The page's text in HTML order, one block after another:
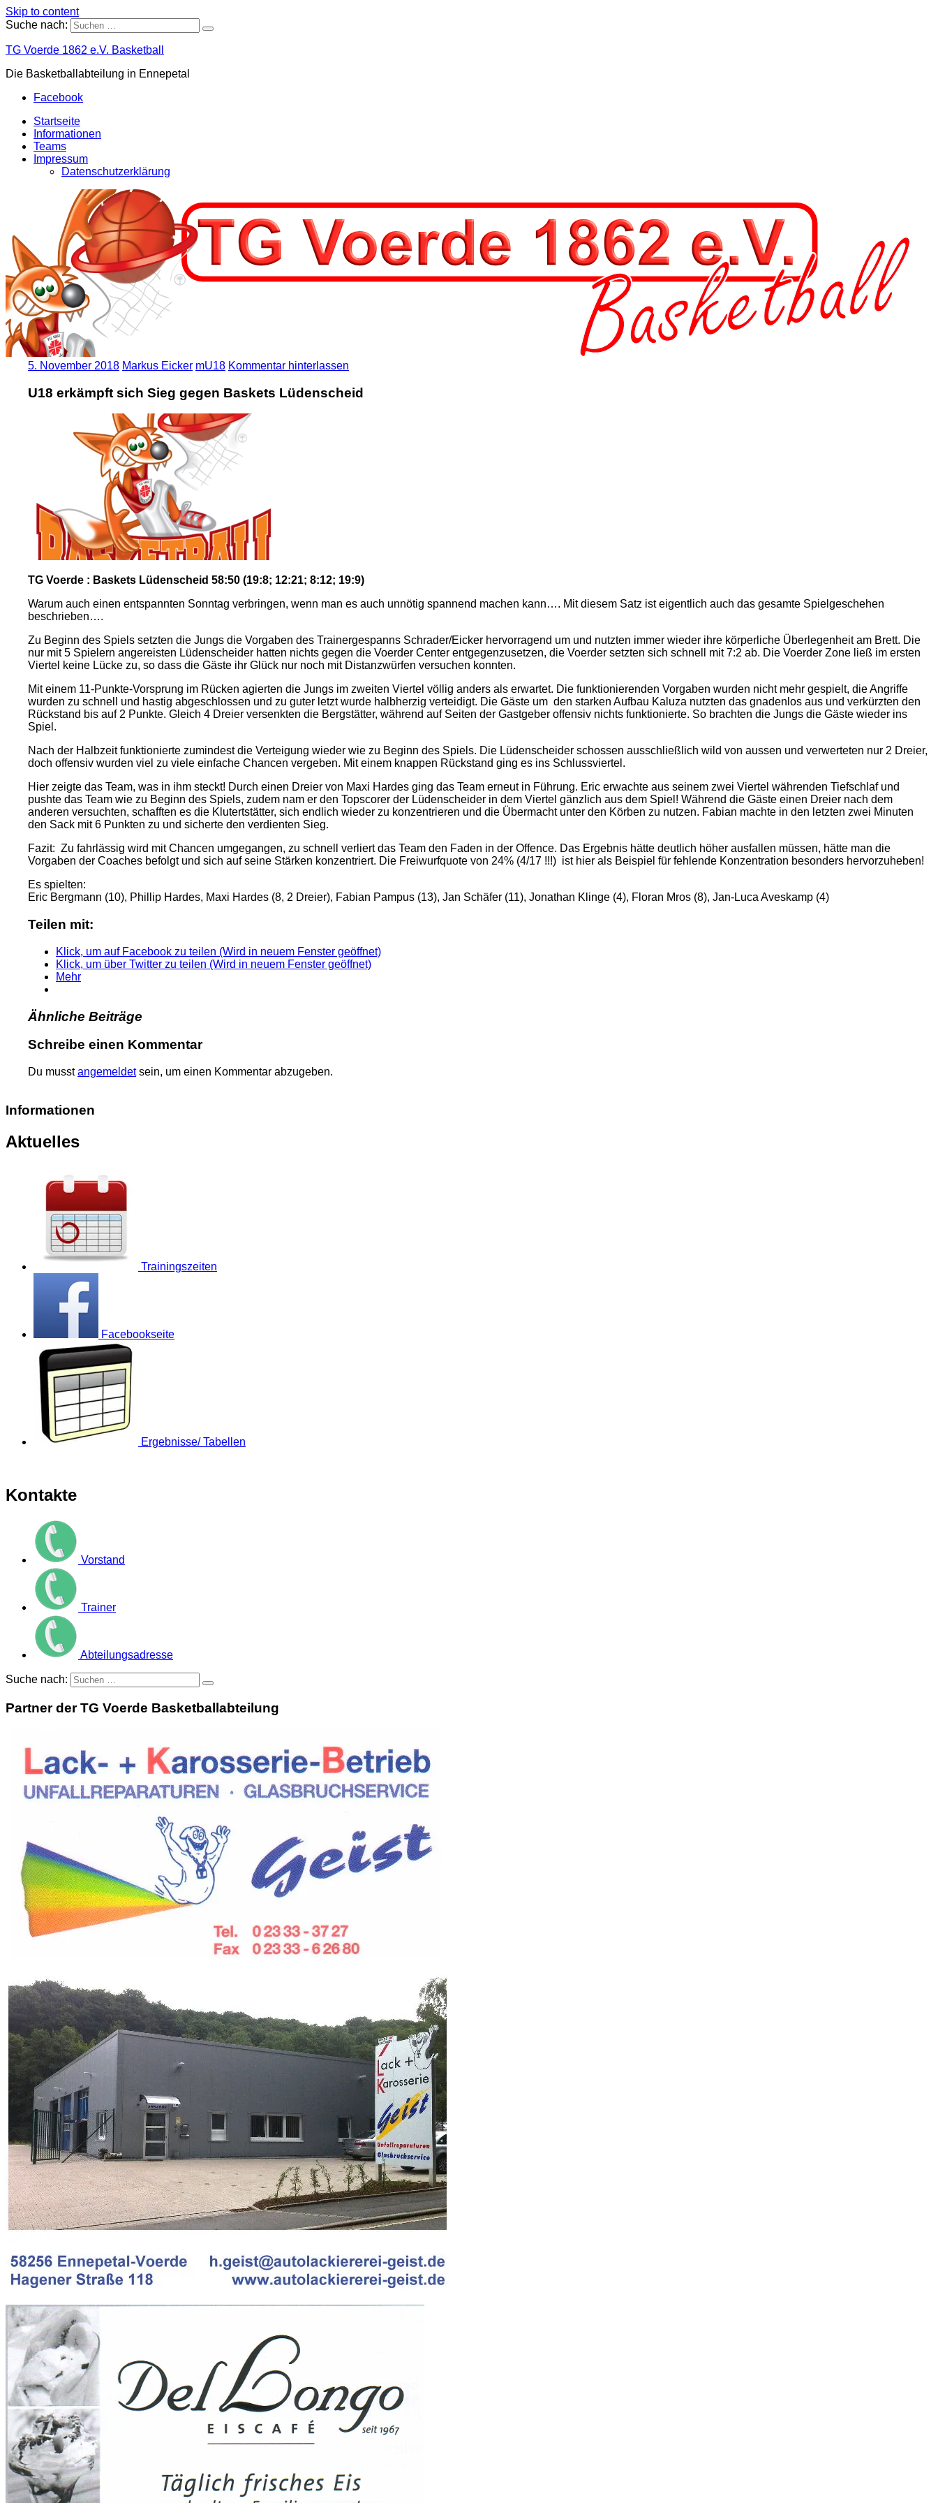
Skip to content
Suche nach:
TG Voerde 1862 e.V. Basketball
Die Basketballabteilung in Ennepetal
Facebook
Startseite
Informationen
Teams
Impressum
Datenschutzerklärung
5. November 2018 Markus Eicker mU18 Kommentar hinterlassen
U18 erkämpft sich Sieg gegen Baskets Lüdenscheid
TG Voerde : Baskets Lüdenscheid 58:50 (19:8; 12:21; 8:12; 19:9)
Warum auch einen entspannten Sonntag verbringen, wenn man es auch unnötig spannend machen kann…. Mit diesem Satz ist eigentlich auch das gesamte Spielgeschehen
beschrieben….
Zu Beginn des Spiels setzten die Jungs die Vorgaben des Trainergespanns Schrader/Eicker hervorragend um und nutzten immer wieder ihre körperliche Überlegenheit am Brett. Die
nur mit 5 Spielern angereisten Lüdenscheider hatten nichts gegen die Voerder Center entgegenzusetzen, die Voerder setzten sich schnell mit 7:2 ab. Die Voerder Zone ließ im ersten
Viertel keine Lücke zu, so dass die Gäste ihr Glück nur noch mit Distanzwürfen versuchen konnten.
Mit einem 11-Punkte-Vorsprung im Rücken agierten die Jungs im zweiten Viertel völlig anders als erwartet. Die funktionierenden Vorgaben wurden nicht mehr gespielt, die Angriffe
wurden zu schnell und hastig abgeschlossen und zu guter letzt wurde halbherzig verteidigt. Die Gäste um den starken Aufbau Kaluza nutzten das gnadenlos aus und verkürzten den
Rückstand bis auf 2 Punkte. Gleich 4 Dreier versenkten die Bergstätter, während auf Seiten der Gastgeber offensiv nichts funktionierte. So brachten die Jungs die Gäste wieder ins
Spiel.
Nach der Halbzeit funktionierte zumindest die Verteigung wieder wie zu Beginn des Spiels. Die Lüdenscheider schossen ausschließlich wild von aussen und verwerteten nur 2 Dreier,
doch offensiv wurden viel zu viele einfache Chancen vergeben. Mit einem knappen Rückstand ging es ins Schlussviertel.
Hier zeigte das Team, was in ihm steckt! Durch einen Dreier von Maxi Hardes ging das Team erneut in Führung. Eric erwachte aus seinem zwei Viertel währenden Tiefschlaf und
pushte das Team wie zu Beginn des Spiels, zudem nam er den Topscorer der Lüdenscheider in dem Viertel gänzlich aus dem Spiel! Während die Gäste einen Dreier nach dem
anderen versuchten, schafften es die Klutertstätter, sich endlich wieder zu konzentrieren und die Übermacht unter den Körben zu nutzen. Fabian machte in den letzten zwei Minuten
den Sack mit 6 Punkten zu und sicherte den verdienten Sieg.
Fazit: Zu fahrlässig wird mit Chancen umgegangen, zu schnell verliert das Team den Faden in der Offence. Das Ergebnis hätte deutlich höher ausfallen müssen, hätte man die
Vorgaben der Coaches befolgt und sich auf seine Stärken konzentriert. Die Freiwurfquote von 24% (4/17 !!!) ist hier als Beispiel für fehlende Konzentration besonders hervorzuheben!
Es spielten:
Eric Bergmann (10), Phillip Hardes, Maxi Hardes (8, 2 Dreier), Fabian Pampus (13), Jan Schäfer (11), Jonathan Klinge (4), Floran Mros (8), Jan-Luca Aveskamp (4)
Teilen mit:
Klick, um auf Facebook zu teilen (Wird in neuem Fenster geöffnet)
Klick, um über Twitter zu teilen (Wird in neuem Fenster geöffnet)
Mehr
Ähnliche Beiträge
Schreibe einen Kommentar
Du musstangemeldetsein, um einen Kommentar abzugeben.
Informationen
Aktuelles
Trainingszeiten
Facebookseite
Ergebnisse/ Tabellen
Kontakte
Vorstand
Trainer
Abteilungsadresse
Suche nach:
Partner der TG Voerde Basketballabteilung